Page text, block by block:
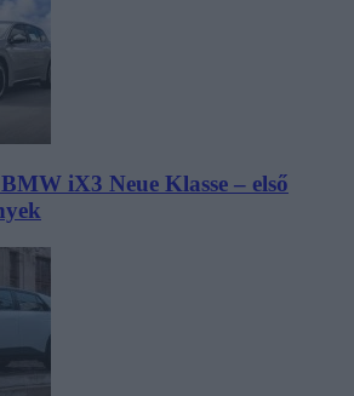
iX3 Neue Klasse – első